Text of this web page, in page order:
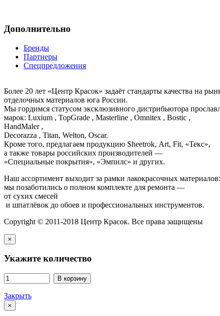
Дополнительно
Бренды
Партнеры
Спецпредложения
Более 20 лет «Центр Красок» задаёт стандарты качества на
отделочных материалов юга России.
Мы гордимся статусом эксклюзивного дистрибьютора
марок: Luxium , TopGrade , Masterline , Omnitex , Bostic ,
HandMaler ,
Decorazza , Titan, Welton, Oscar.
Кроме того, предлагаем продукцию Sheetrok, Art, Fit, «Текс»,
а также товары российских производителей —
«Специальные покрытия», «Эмпилс» и других.
Наш ассортимент выходит за рамки лакокрасочных
мы позаботились о полном комплекте для ремонта —
от сухих смесей
и шпатлёвок до обоев и профессиональных инструментов.
Copyright © 2011-2018 Центр Красок. Все права защищены
×
Укажите количество
В корзину
Закрыть
×